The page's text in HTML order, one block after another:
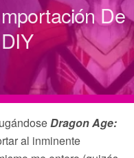
De
Dragon Age:
al inminente